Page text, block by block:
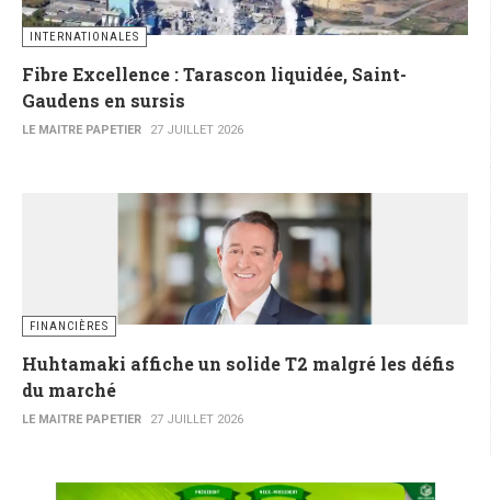
INTERNATIONALES
Fibre Excellence : Tarascon liquidée, Saint-
Gaudens en sursis
LE MAITRE PAPETIER 27 JUILLET 2026
FINANCIÈRES
Huhtamaki affiche un solide T2 malgré les défis
du marché
LE MAITRE PAPETIER 27 JUILLET 2026